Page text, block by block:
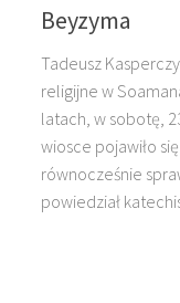
Beyzyma
Tadeusz
religijne w
latach, w sobotę,
wiosce pojawiło
równocześnie
powiedział